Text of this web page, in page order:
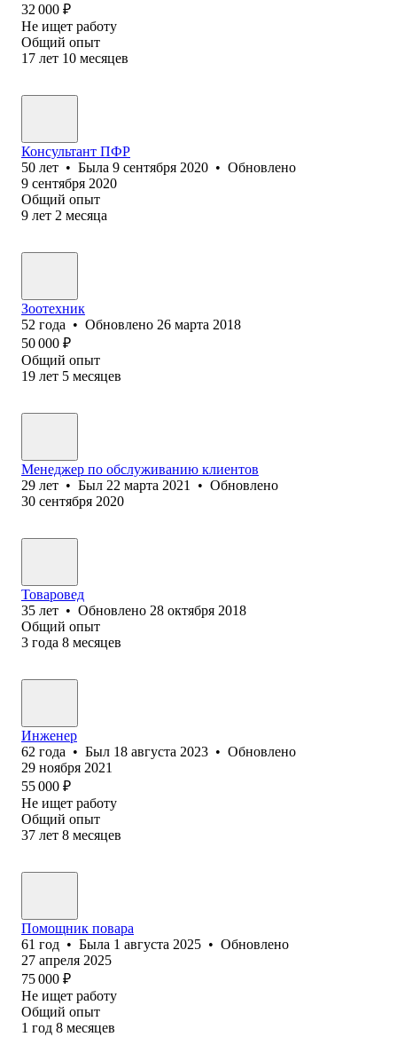
32 000 ₽
Не ищет работу
Общий опыт
17 лет 10 месяцев
Консультант ПФР
50 лет • Была 9 сентября 2020 • Обновлено
9 сентября 2020
Общий опыт
9 лет 2 месяца
Зоотехник
52 года • Обновлено 26 марта 2018
50 000 ₽
Общий опыт
19 лет 5 месяцев
Менеджер по обслуживанию клиентов
29 лет • Был 22 марта 2021 • Обновлено
30 сентября 2020
Товаровед
35 лет • Обновлено 28 октября 2018
Общий опыт
3 года 8 месяцев
Инженер
62 года • Был 18 августа 2023 • Обновлено
29 ноября 2021
55 000 ₽
Не ищет работу
Общий опыт
37 лет 8 месяцев
Помощник повара
61 год • Была 1 августа 2025 • Обновлено
27 апреля 2025
75 000 ₽
Не ищет работу
Общий опыт
1 год 8 месяцев